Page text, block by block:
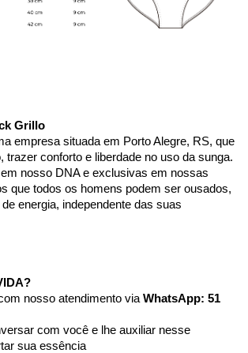
Grillo
empresa situada em Porto Alegre, RS, que
trazer conforto e liberdade no uso da sunga.
nosso DNA e exclusivas em nossas
que todos os homens podem ser ousados,
energia, independente das suas
nosso atendimento via WhatsApp: 51
com você e lhe auxiliar nesse
sua essência